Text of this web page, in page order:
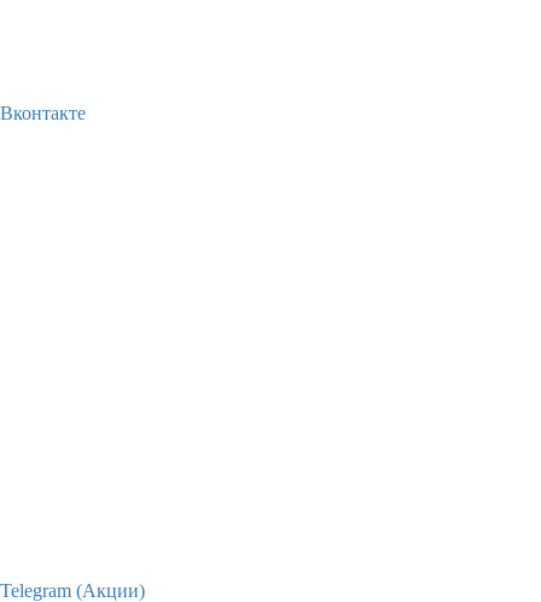
Вконтакте
Telegram (Акции)